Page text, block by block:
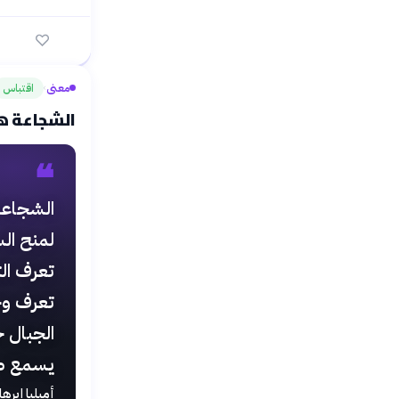
معنى› اقتباس
الشجاعة
❝
لمنح
تعرف
تعرف
يسمع
أميليا